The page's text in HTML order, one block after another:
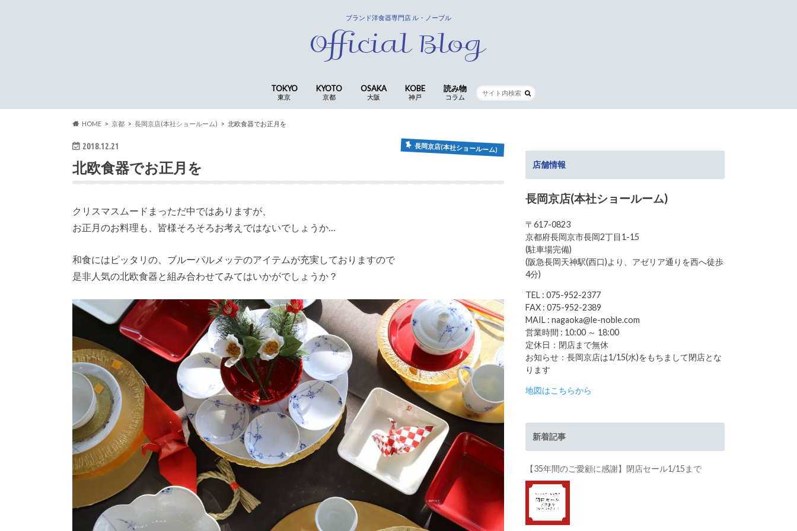
ブランド洋食器専門店 ル・ノーブル
TOKYO
東京
KYOTO
京都
OSAKA
大阪
KOBE
神戸
読み物
コラム
HOME 京都 長岡京店(本社ショールーム) 北欧食器でお正月を
2018.12.21 長岡京店(本社ショールーム)
北欧食器でお正月を
クリスマスムードまっただ中ではありますが、
お正月のお料理も、皆様そろそろお考えではないでしょうか…
和食にはピッタリの、ブルーパルメッテのアイテムが充実しておりますので
是非人気の北欧食器と組み合わせてみてはいかがでしょうか？
店舗情報
長岡京店(本社ショールーム)
〒617-0823
京都府長岡京市長岡2丁目1-15
(駐車場完備)
(阪急長岡天神駅(西口)より、アゼリア通りを西へ徒歩
4分)
TEL : 075-952-2377
FAX : 075-952-2389
MAIL : nagaoka@le-noble.com
営業時間 : 10:00 ～ 18:00
定休日：閉店まで無休
お知らせ：長岡京店は1/15(水)をもちまして閉店とな
ります
地図はこちらから
新着記事
【35年間のご愛顧に感謝】閉店セール1/15まで